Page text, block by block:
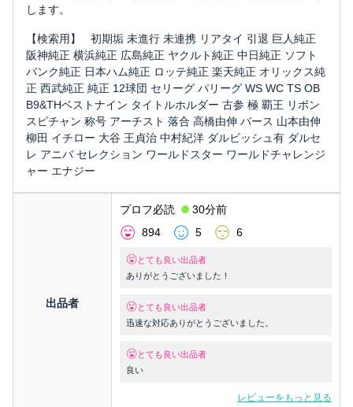
します。
【検索用】 初期垢 未進行 未連携 リアタイ 引退 巨人純正
阪神純正 横浜純正 広島純正 ヤクルト純正 中日純正 ソフト
バンク純正 日本ハム純正 ロッテ純正 楽天純正 オリックス純
正 西武純正 純正 12球団 セリーグ パリーグ WS WC TS OB
B9&THベストナイン タイトルホルダー 古参 極 覇王 リボン
スピチャン 称号 アーチスト 落合 高橋由伸 バース 山本由伸
柳田 イチロー 大谷 王貞治 中村紀洋 ダルビッシュ有 ダルセ
レ アニバ セレクション ワールドスター ワールドチャレンジ
ャー エナジー
出品者
プロフ必読
30分前
894
5 6
とても良い出品者
ありがとうございました！
とても良い出品者
迅速な対応ありがとうございました。
とても良い出品者
良い
レビューをもっと見る